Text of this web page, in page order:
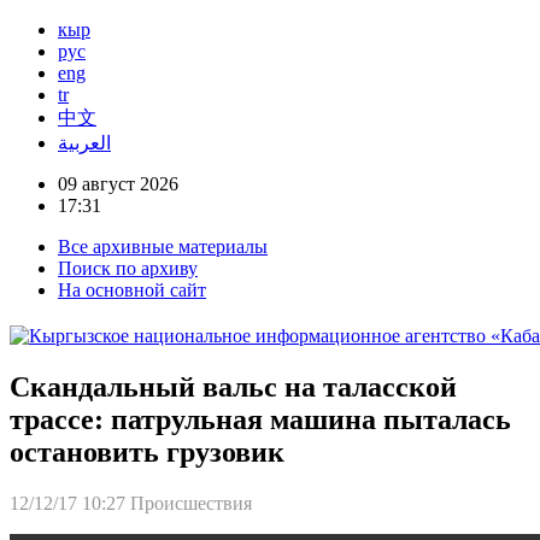
кыр
рус
eng
tr
中文
العربية
09 август 2026
17:31
Все архивные материалы
Поиск по архиву
На основной сайт
Скандальный вальс на таласской
трассе: патрульная машина пыталась
остановить грузовик
12/12/17 10:27 Происшествия